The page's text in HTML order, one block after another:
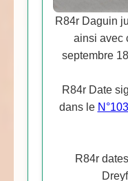
R84r Daguin
ainsi avec
septembre
R84r Date
dans le
R84r